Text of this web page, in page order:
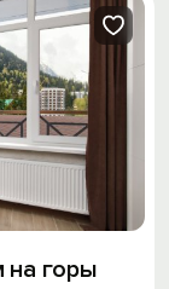
на горы